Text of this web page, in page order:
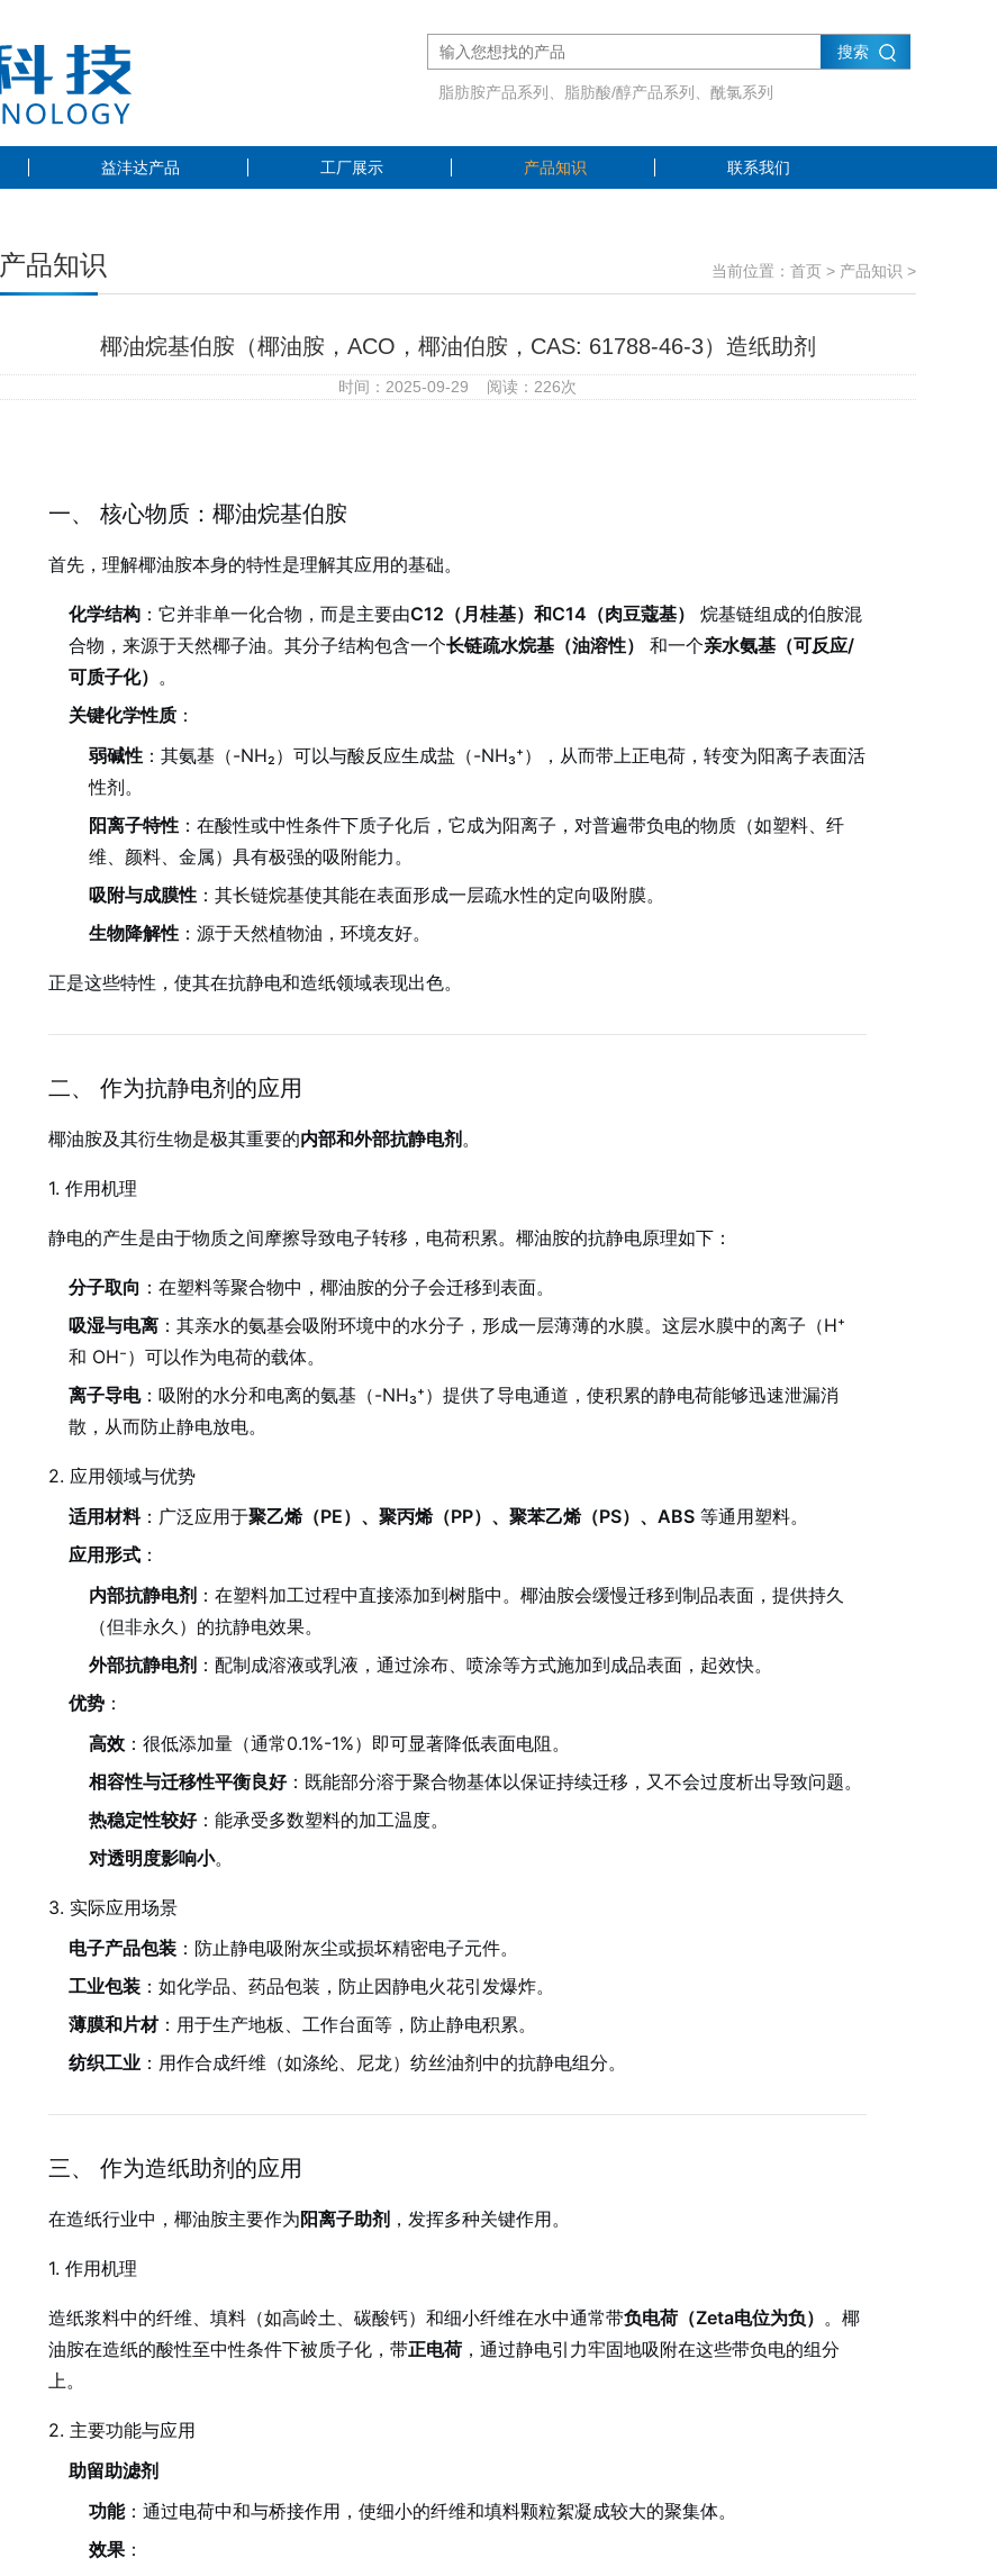
搜索
脂肪胺产品系列、脂肪酸/醇产品系列、酰氯系列
益沣达产品 工厂展示 产品知识 联系我们
产品知识 当前位置： 首页 > 产品知识 >
椰油烷基伯胺（椰油胺，ACO，椰油伯胺，CAS: 61788-46-3）造纸助剂
时间：2025-09-29 阅读： 226次
一、 核心物质：椰油烷基伯胺
首先，理解椰油胺本身的特性是理解其应用的基础。
化学结构 ：它并非单一化合物，而是主要由C12（月桂基）和C14（肉豆蔻基）
烷基链组成的伯胺混
合物，来源于天然椰子油。其分子结构包含一个长链疏水烷基（油溶性） 和一个亲水氨基（可反应/
可质子化） 。
关键化学性质 ：
弱碱性 ：其氨基（-NH₂）可以与酸反应生成盐（-NH₃⁺），从而带上正电荷，转变为阳离子表面活
性剂。
阳离子特性 ：在酸性或中性条件下质子化后，它成为阳离子，对普遍带负电的物质（如塑料、纤
维、颜料、金属）具有极强的吸附能力。
吸附与成膜性 ：其长链烷基使其能在表面形成一层疏水性的定向吸附膜。
生物降解性 ：源于天然植物油，环境友好。
正是这些特性，使其在抗静电和造纸领域表现出色。
二、 作为抗静电剂的应用
椰油胺及其衍生物是极其重要的内部和外部抗静电剂 。
1. 作用机理
静电的产生是由于物质之间摩擦导致电子转移，电荷积累。椰油胺的抗静电原理如下：
分子取向 ：在塑料等聚合物中，椰油胺的分子会迁移到表面。
吸湿与电离 ：其亲水的氨基会吸附环境中的水分子，形成一层薄薄的水膜。这层水膜中的离子（H⁺
和 OH⁻）可以作为电荷的载体。
离子导电：吸附的水分和电离的氨基（-NH₃⁺）提供了导电通道，使积累的静电荷能够迅速泄漏消
散，从而防止静电放电。
2. 应用领域与优势
适用材料：广泛应用于聚乙烯（PE）、聚丙烯（PP）、聚苯乙烯（PS）、ABS 等通用塑料。
应用形式 ：
内部抗静电剂 ：在塑料加工过程中直接添加到树脂中。椰油胺会缓慢迁移到制品表面，提供持久
（但非永久）的抗静电效果。
外部抗静电剂 ：配制成溶液或乳液，通过涂布、喷涂等方式施加到成品表面，起效快。
优势 ：
高效 ：很低添加量（通常0.1%-1%）即可显著降低表面电阻。
相容性与迁移性平衡良好：既能部分溶于聚合物基体以保证持续迁移，又不会过度析出导致问题。
热稳定性较好：能承受多数塑料的加工温度。
对透明度影响小。
3. 实际应用场景
电子产品包装 ：防止静电吸附灰尘或损坏精密电子元件。
工业包装 ：如化学品、药品包装，防止因静电火花引发爆炸。
薄膜和片材：用于生产地板、工作台面等，防止静电积累。
纺织工业 ：用作合成纤维（如涤纶、尼龙）纺丝油剂中的抗静电组分。
三、 作为造纸助剂的应用
在造纸行业中，椰油胺主要作为阳离子助剂 ，发挥多种关键作用。
1. 作用机理
造纸浆料中的纤维、填料（如高岭土、碳酸钙）和细小纤维在水中通常带负电荷（Zeta电位为负） 。椰
油胺在造纸的酸性至中性条件下被质子化，带正电荷 ，通过静电引力牢固地吸附在这些带负电的组分
上。
2. 主要功能与应用
助留助滤剂
功能：通过电荷中和与桥接作用，使细小的纤维和填料颗粒絮凝成较大的聚集体。
效果 ：